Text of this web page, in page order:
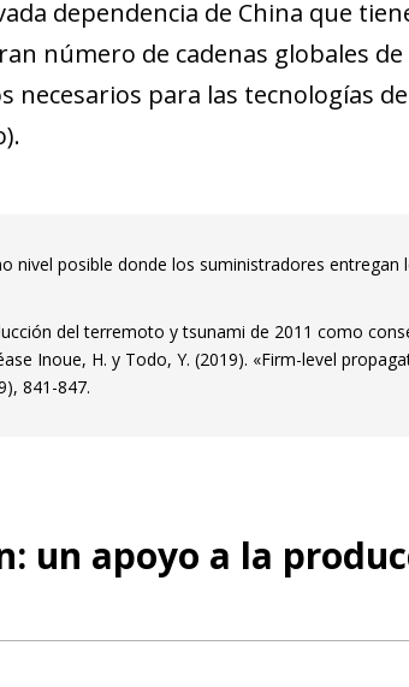
dependencia de China que
número de cadenas globales
necesarios para las tecnologías
nivel posible donde los suministradores entregan
del terremoto y tsunami de 2011 como
Inoue, H. y Todo, Y. (2019). «Firm-level
841-847.
un apoyo a la